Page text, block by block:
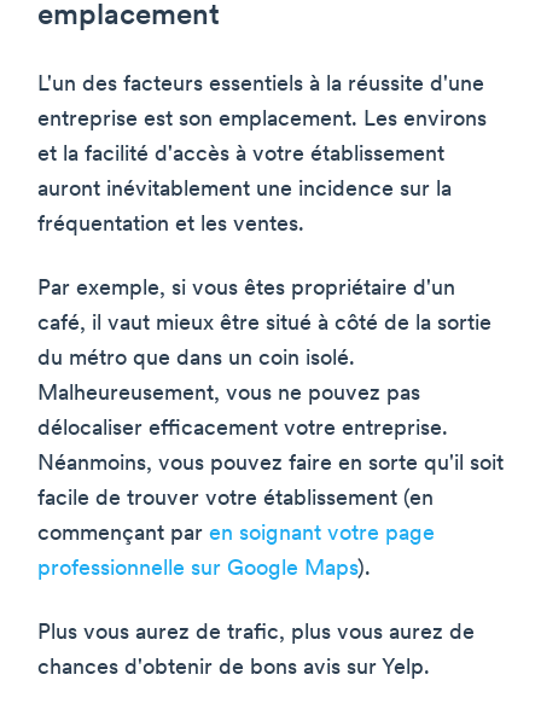
emplacement
L'un des facteurs essentiels à la réussite d'une
entreprise est son emplacement. Les environs
et la facilité d'accès à votre établissement
auront inévitablement une incidence sur la
fréquentation et les ventes.
Par exemple, si vous êtes propriétaire d'un
café, il vaut mieux être situé à côté de la sortie
du métro que dans un coin isolé.
Malheureusement, vous ne pouvez pas
délocaliser efficacement votre entreprise.
Néanmoins, vous pouvez faire en sorte qu'il soit
facile de trouver votre établissement (en
commençant par en soignant votre page
professionnelle sur Google Maps).
Plus vous aurez de trafic, plus vous aurez de
chances d'obtenir de bons avis sur Yelp.